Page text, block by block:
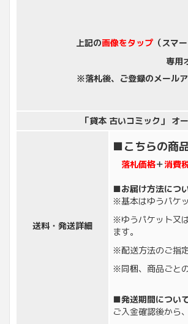
上記の画像をタップ （スマ
専用
※落札後、ご登録のメール
「貸本 古いコミック」
送料・ 発送詳細
■こちらの商
落札価格＋消費
■お届け方法につ
※基本はゆうパケ
※ゆうパケット又
ます。
※配送方法のご指
※同梱、商品ごと
■発送期間につい
ご入金確認後から